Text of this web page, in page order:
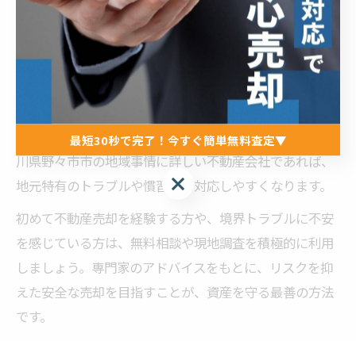
会社、土地家屋調査士、司法書士など、それぞれの専門
分野の知見を活用することで、手続きの流れやリスク対
策が明確になります。
専門家に相談するメリットは、測量や境界確認の手配、
隣地所有者との調整、筆界特定制度の申請など、煩雑な
手続きを一括してサポートしてもらえる点です。特に石
川県野々市市の地域事情に詳しい不動産会社であれば、
地元特有のトラブルや慣習にも対応しやすくなります。
初めて不動産売却を経験する方や、境界トラブルに不安
を感じている方は、無料相談や現地調査を積極的に利用
しましょう。専門家のアドバイスをもとに、リスクを抑
えた安全な売却を目指すことが、資産を守る最善の方法
です。
最短30秒で完了！今すぐ簡単無料査定▼
最短30秒で完了！今すぐ簡単無料査定▼